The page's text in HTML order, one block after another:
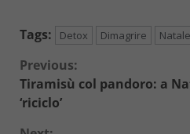
Tags: Detox Dimagrire Natale
Continue
Reading
Previous:
Tiramisù col pandoro: a
‘riciclo’